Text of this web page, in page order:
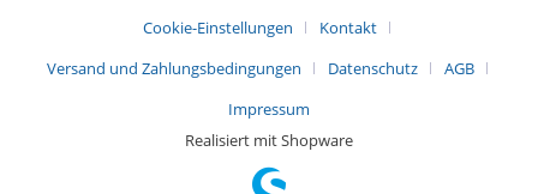
Cookie-Einstellungen
Kontakt
Versand und Zahlungsbedingungen
Datenschutz
AGB
Impressum
Realisiert mit Shopware